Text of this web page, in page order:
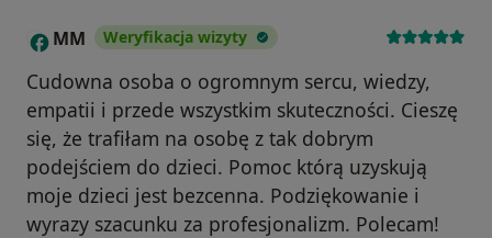
M MM Weryfikacja wizyty
Cudowna osoba o ogromnym sercu, wiedzy,
empatii i przede wszystkim skuteczności. Cieszę
się, że trafiłam na osobę z tak dobrym
podejściem do dzieci. Pomoc którą uzyskują
moje dzieci jest bezcenna. Podziękowanie i
wyrazy szacunku za profesjonalizm. Polecam!